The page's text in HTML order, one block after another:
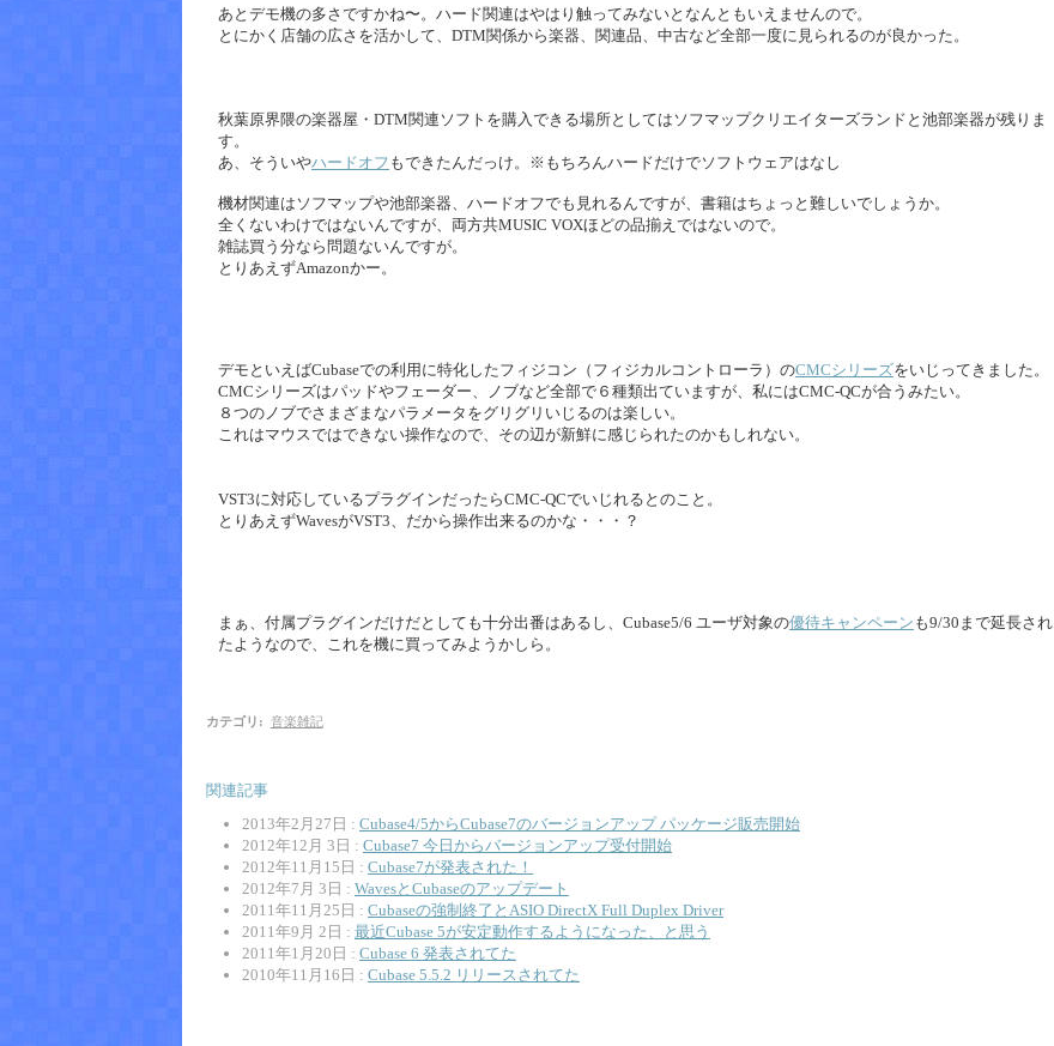
あとデモ機の多さですかね〜。ハード関連はやはり触ってみないとなんともいえませんので。
とにかく店舗の広さを活かして、DTM関係から楽器、関連品、中古など全部一度に見られるのが良かった。
秋葉原界隈の楽器屋・DTM関連ソフトを購入できる場所としてはソフマップクリエイターズランドと池部楽器が残りま
す。
あ、そういやハードオフ もできたんだっけ。※もちろんハードだけでソフトウェアはなし
機材関連はソフマップや池部楽器、ハードオフでも見れるんですが、書籍はちょっと難しいでしょうか。
全くないわけではないんですが、両方共MUSIC VOXほどの品揃えではないので。
雑誌買う分なら問題ないんですが。
とりあえずAmazonかー。
デモといえばCubaseでの利用に特化したフィジコン（フィジカルコントローラ）のCMCシリーズをいじってきました。
CMCシリーズはパッドやフェーダー、ノブなど全部で６種類出ていますが、私にはCMC-QCが合うみたい。
８つのノブでさまざまなパラメータをグリグリいじるのは楽しい。
これはマウスではできない操作なので、その辺が新鮮に感じられたのかもしれない。
VST3に対応しているプラグインだったらCMC-QCでいじれるとのこと。
とりあえずWavesがVST3、だから操作出来るのかな・・・？
まぁ、付属プラグインだけだとしても十分出番はあるし、Cubase5/6 ユーザ対象の優待キャンペーン も9/30まで延長され
たようなので、これを機に買ってみようかしら。
カテゴリ : 音楽雑記
関連記事
2013年2月27日 : Cubase4/5からCubase7のバージョンアップ パッケージ販売開始
2012年12月 3日 : Cubase7 今日からバージョンアップ受付開始
2012年11月15日 : Cubase7が発表された！
2012年7月 3日 : WavesとCubaseのアップデート
2011年11月25日 : Cubaseの強制終了とASIO DirectX Full Duplex Driver
2011年9月 2日 : 最近Cubase 5が安定動作するようになった、と思う
2011年1月20日 : Cubase 6 発表されてた
2010年11月16日 : Cubase 5.5.2 リリースされてた